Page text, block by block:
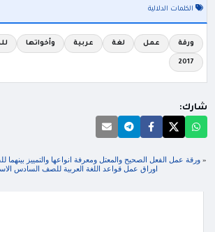
الكلمات الدلالية
ورقة عمل لغة عربية وأخواتها
2017
شارك:
« ورقة عمل الفعل الصحيح والمعتل ومعرفة انواعها والتمييز
اوراق عمل قواعد اللغة العربية للصف السادس